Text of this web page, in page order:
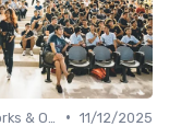
• 11/12/2025